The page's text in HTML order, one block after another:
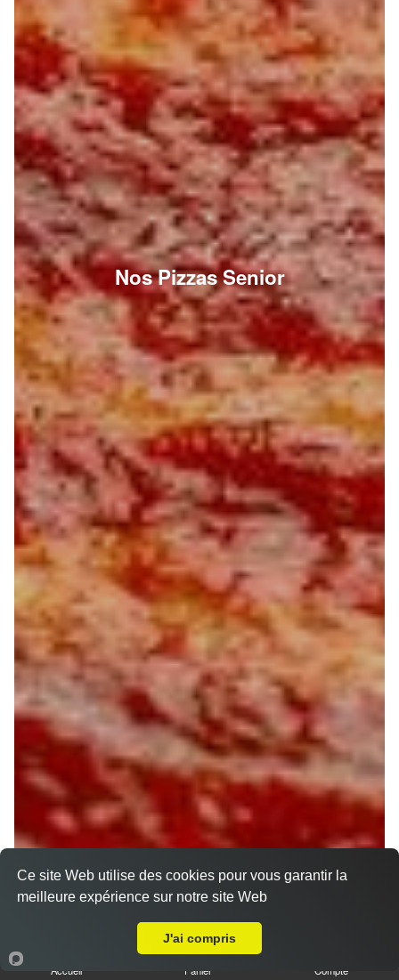
Nos Pizzas Senior
Accueil Panier Compte
Ce site Web utilise des cookies pour vous garantir la
meilleure expérience sur notre site Web
J'ai compris